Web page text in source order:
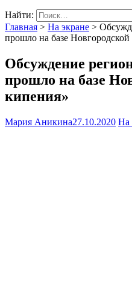
Найти:
Главная > На экране >
прошло на базе
Обсуждение
прошло на базе
кипения»
Мария Аникина27.10.2020 На